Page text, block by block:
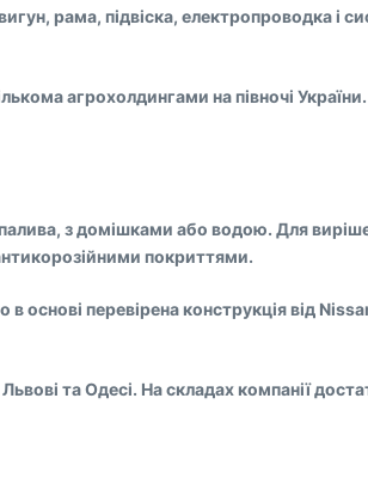
рама, підвіска, електропроводка і
агрохолдингами на півночі
з домішками або водою. Для
покриттями.
основі перевірена конструкція від
та Одесі. На складах компанії